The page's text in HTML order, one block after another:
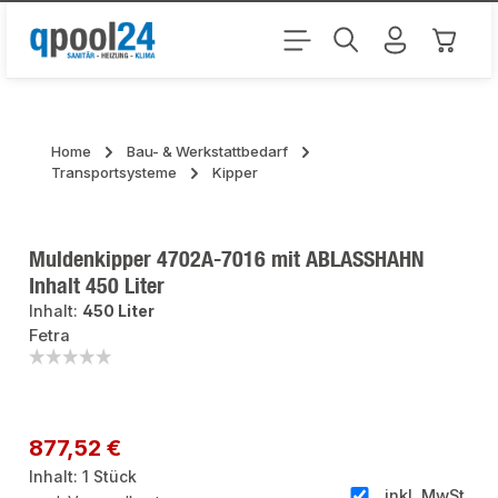
Zum Hauptinhalt springen
Home
Bau- & Werkstattbedarf
Transportsysteme
Kipper
Muldenkipper 4702A-7016 mit ABLASSHAHN
Inhalt 450 Liter
Inhalt: 450 Liter
Fetra
Regulärer Preis:
877,52 €
Inhalt:1 Stück